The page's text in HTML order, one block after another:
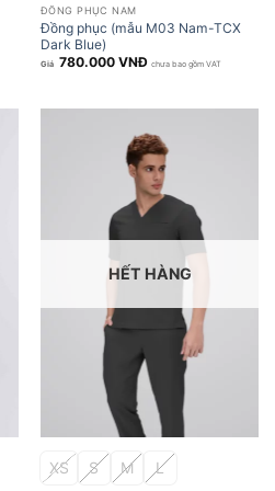
ĐỒNG PHỤC NAM
Đồng phục (mẫu M03 Nam-TCX
Dark Blue)
780.000VNĐ chưa bao gồm VAT
HẾT HÀNG
XS S M L